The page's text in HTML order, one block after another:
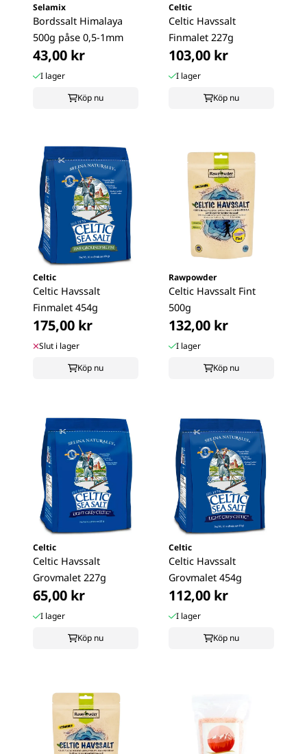
Selamix
Bordssalt Himalaya
500g påse 0,5-1mm
43,00 kr
I lager
Köp nu
Celtic
Celtic Havssalt
Finmalet 227g
103,00 kr
I lager
Köp nu
Celtic
Celtic Havssalt
Finmalet 454g
175,00 kr
Slut i lager
Köp nu
Rawpowder
Celtic Havssalt Fint
500g
132,00 kr
I lager
Köp nu
Celtic
Celtic Havssalt
Grovmalet 227g
65,00 kr
I lager
Köp nu
Celtic
Celtic Havssalt
Grovmalet 454g
112,00 kr
I lager
Köp nu